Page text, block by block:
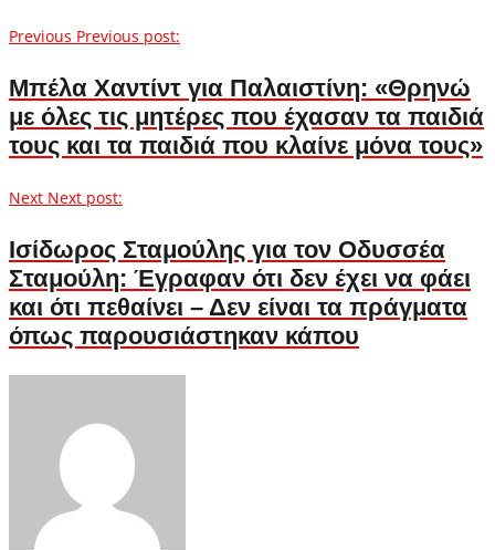
Previous Previous post:
Μπέλα Χαντίντ για Παλαιστίνη: «Θρηνώ
με όλες τις μητέρες που έχασαν τα παιδιά
τους και τα παιδιά που κλαίνε μόνα τους»
Next Next post:
Ισίδωρος Σταμούλης για τον Οδυσσέα
Σταμούλη: Έγραφαν ότι δεν έχει να φάει
και ότι πεθαίνει – Δεν είναι τα πράγματα
όπως παρουσιάστηκαν κάπου